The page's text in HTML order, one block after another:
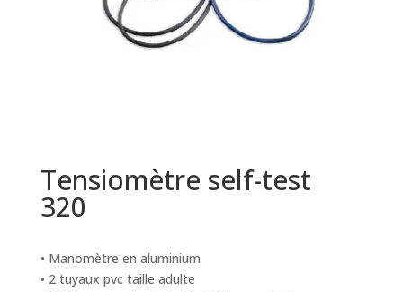
Tensiomètre self-test
320
• Manomètre en aluminium
• 2 tuyaux pvc taille adulte